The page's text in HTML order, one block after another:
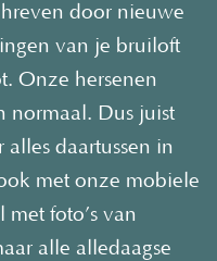
door nieuwe
van je bruiloft
Onze hersenen
normaal. Dus juist
daartussen in
met onze mobiele
foto’s van
alle alledaagse